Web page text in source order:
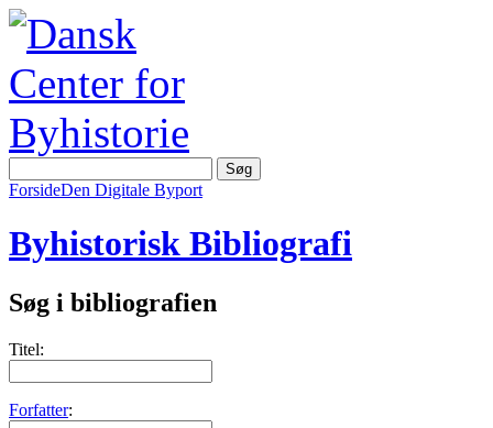
ForsideDen Digitale Byport
Byhistorisk Bibliografi
Søg i bibliografien
Titel:
Forfatter: